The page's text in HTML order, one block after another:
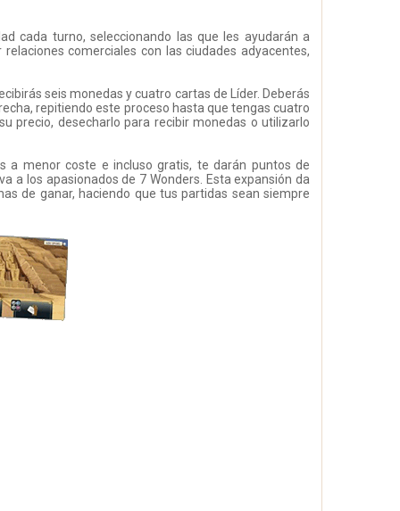
cada turno, seleccionando las que les ayudarán a
comerciales con las ciudades adyacentes,
seis monedas y cuatro cartas de Líder. Deberás
repitiendo este proceso hasta que tengas cuatro
precio, desecharlo para recibir monedas o utilizarlo
a menor coste e incluso gratis, te darán puntos de
los apasionados de 7 Wonders. Esta expansión da
de ganar, haciendo que tus partidas sean siempre